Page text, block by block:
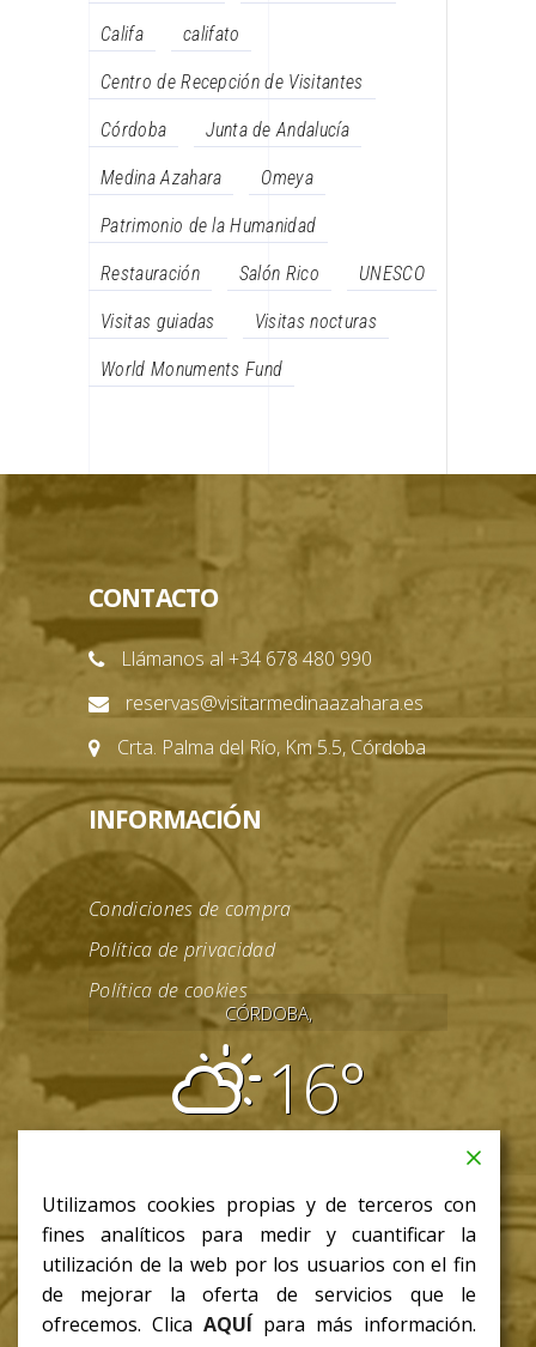
Califa califato
Centro de Recepción de Visitantes
Córdoba Junta de Andalucía
Medina Azahara Omeya
Patrimonio de la Humanidad
Restauración Salón Rico UNESCO
Visitas guiadas Visitas nocturas
World Monuments Fund
CONTACTO
Llámanos al +34 678 480 990
reservas@visitarmedinaazahara.es
Crta. Palma del Río, Km 5.5, Córdoba
INFORMACIÓN
Condiciones de compra
Política de privacidad
Política de cookies
CÓRDOBA,
16°
jue
Utilizamos cookies propias y de terceros con
fines analíticos para medir y cuantificar la
utilización de la web por los usuarios con el fin
de mejorar la oferta de servicios que le
ofrecemos. Clica AQUÍ para más información.